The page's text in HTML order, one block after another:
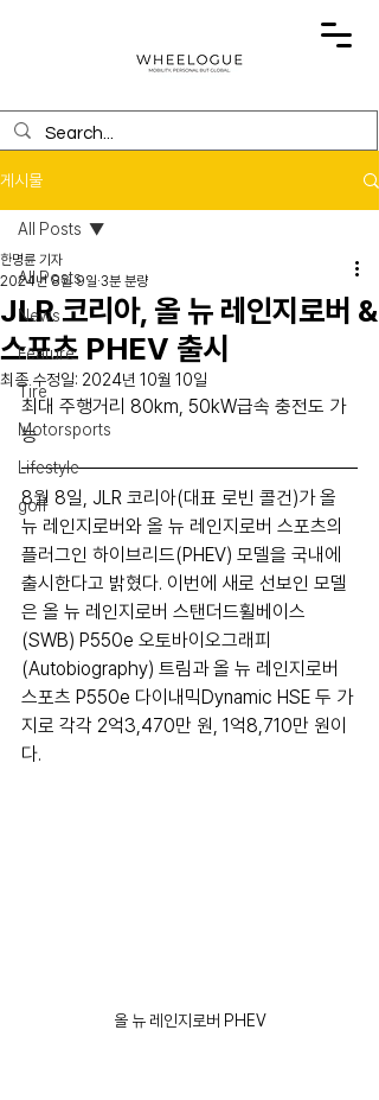
게시물
All Posts
News
Feature
Tire
Motorsports
Lifestyle
golf
All Posts
JLR 코리아, 올 뉴 레인지로버 &
스포츠 PHEV 출시
한명륜 기자
2024년 8월 9일 3분 분량
최종 수정일: 2024년 10월 10일
최대 주행거리 80km, 50kW급속 충전도 가
능
8월 8일, JLR 코리아(대표 로빈 콜건)가 올
뉴 레인지로버와 올 뉴 레인지로버 스포츠의
플러그인 하이브리드(PHEV) 모델을 국내에
출시한다고 밝혔다. 이번에 새로 선보인 모델
은 올 뉴 레인지로버 스탠더드휠베이스
(SWB) P550e 오토바이오그래피
(Autobiography) 트림과 올 뉴 레인지로버
스포츠 P550e 다이내믹Dynamic HSE 두 가
지로 각각 2억3,470만 원, 1억8,710만 원이
다.
올 뉴 레인지로버 PHEV